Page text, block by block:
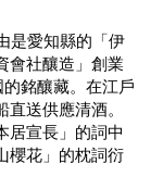
是愛知縣的「伊
會社釀造」創業
銘釀藏。在江戶
送供應清酒。
居宣長」的詞中
櫻花」的枕詞衍